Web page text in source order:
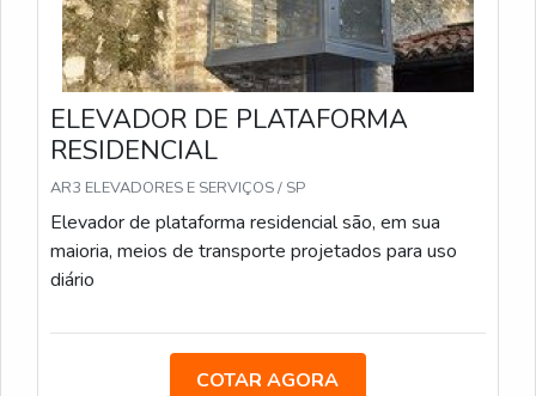
ELEVADOR DE PLATAFORMA
RESIDENCIAL
AR3 ELEVADORES E SERVIÇOS / SP
Elevador de plataforma residencial são, em sua
maioria, meios de transporte projetados para uso
diário
COTAR AGORA